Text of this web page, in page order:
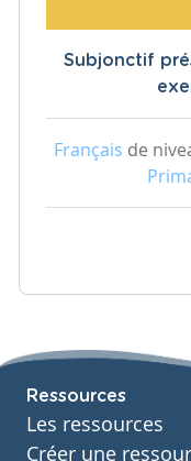
Subjonctif
Français de
Ressources
Les ressources
Créer une